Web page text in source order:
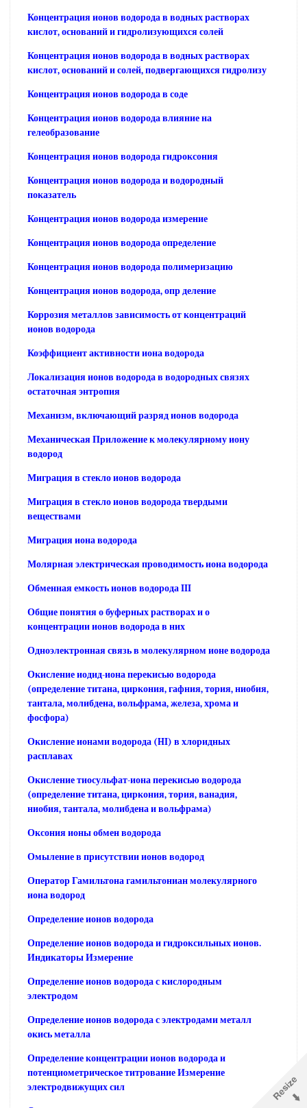
Концентрация ионов водорода в водных растворах
кислот, оснований и гидролизующихся солей
Концентрация ионов водорода в водных растворах
кислот, оснований и солей, подвергающихся гидролизу
Концентрация ионов водорода в соде
Концентрация ионов водорода влияние на
гелеобразование
Концентрация ионов водорода гидроксония
Концентрация ионов водорода и водородный
показатель
Концентрация ионов водорода измерение
Концентрация ионов водорода определение
Концентрация ионов водорода полимеризацию
Концентрация ионов водорода, опр деление
Коррозия металлов зависимость от концентраций
ионов водорода
Коэффициент активности иона водорода
Локализация ионов водорода в водородных связях
остаточная энтропия
Механизм, включающий разряд ионов водорода
Механическая Приложение к молекулярному иону
водород
Миграция в стекло ионов водорода
Миграция в стекло ионов водорода твердыми
веществами
Миграция иона водорода
Молярная электрическая проводимость иона водорода
Обменная емкость ионов водорода III
Общие понятия о буферных растворах и о
концентрации ионов водорода в них
Одноэлектронная связь в молекулярном ионе водорода
Окисление иодид-иона перекисью водорода
(определение титана, циркония, гафния, тория, ниобия,
тантала, молибдена, вольфрама, железа, хрома и
фосфора)
Окисление ионами водорода (HI) в хлоридных
расплавах
Окисление тиосульфат-иона перекисью водорода
(определение титана, циркония, тория, ванадия,
ниобия, тантала, молибдена и вольфрама)
Оксония ионы обмен водорода
Омыление в присутствии ионов водород
Оператор Гамильтона гамильтониан молекулярного
иона водород
Определение ионов водорода
Определение ионов водорода и гидроксильных ионов.
Индикаторы Измерение
Определение ионов водорода с кислородным
электродом
Определение ионов водорода с электродами металл
окись металла
Определение концентрации ионов водорода и
потенциометрическое титрование Измерение
электродвижущих сил